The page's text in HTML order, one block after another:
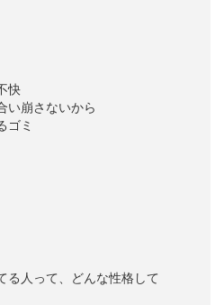
快
い崩さないから
ゴミ
る人って、どんな性格して